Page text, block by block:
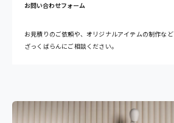
お問い合わせフォーム
お見積りのご依頼や、オリジナルアイテムの制作など
ざっくばらんにご相談ください。